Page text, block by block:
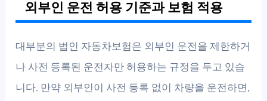
외부인 운전 허용 기준과 보험 적용
대부분의 법인 자동차보험은 외부인 운전을 제한하거
나 사전 등록된 운전자만 허용하는 규정을 두고 있습
니다. 만약 외부인이 사전 등록 없이 차량을 운전하면,